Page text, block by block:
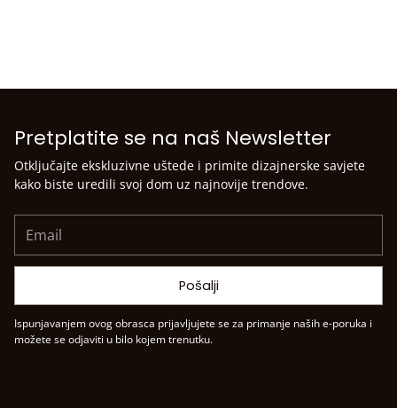
Pretplatite se na naš Newsletter
Otključajte ekskluzivne uštede i primite dizajnerske savjete
kako biste uredili svoj dom uz najnovije trendove.
Pošalji
Ispunjavanjem ovog obrasca prijavljujete se za primanje naših e-poruka i
možete se odjaviti u bilo kojem trenutku.